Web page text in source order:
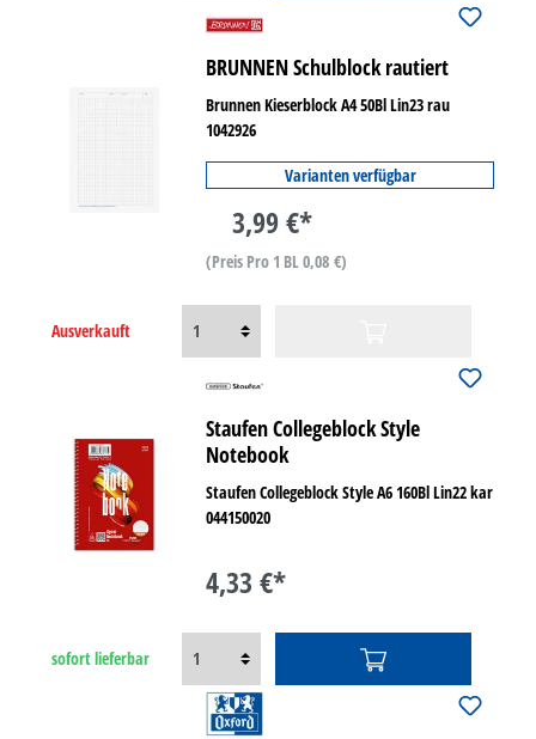
BRUNNEN Schulblock rautiert
Brunnen Kieserblock A4 50Bl Lin23 rau
1042926
Varianten verfügbar
3,99 €*
(Preis Pro 1 BL 0,08 €)
Ausverkauft
Staufen Collegeblock Style
Notebook
Staufen Collegeblock Style A6 160Bl Lin22 kar
044150020
4,33 €*
sofort lieferbar